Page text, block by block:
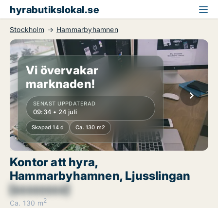
hyrabutikslokal.se
Stockholm Hammarbyhamnen
Vi övervakar
marknaden!
SENAST UPPDATERAD
09:34 • 24 juli
Skapad 14 d Ca. 130 m2
Kontor att hyra,
Hammarbyhamnen, Ljusslingan
[xxxxxxxx]
Ca. 130 m2